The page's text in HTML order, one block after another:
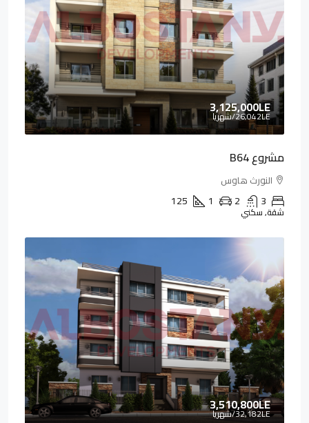
3,125,000LE
26,042LE/شهريا
مشروع B64
النورث هاوس
3
2
1
125
شقة, سكني
3,510,800LE
32,182LE/شهريا